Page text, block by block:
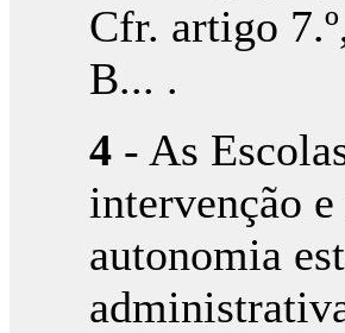
Cfr. artigo
B... .
4 - As
intervenção
autonomia